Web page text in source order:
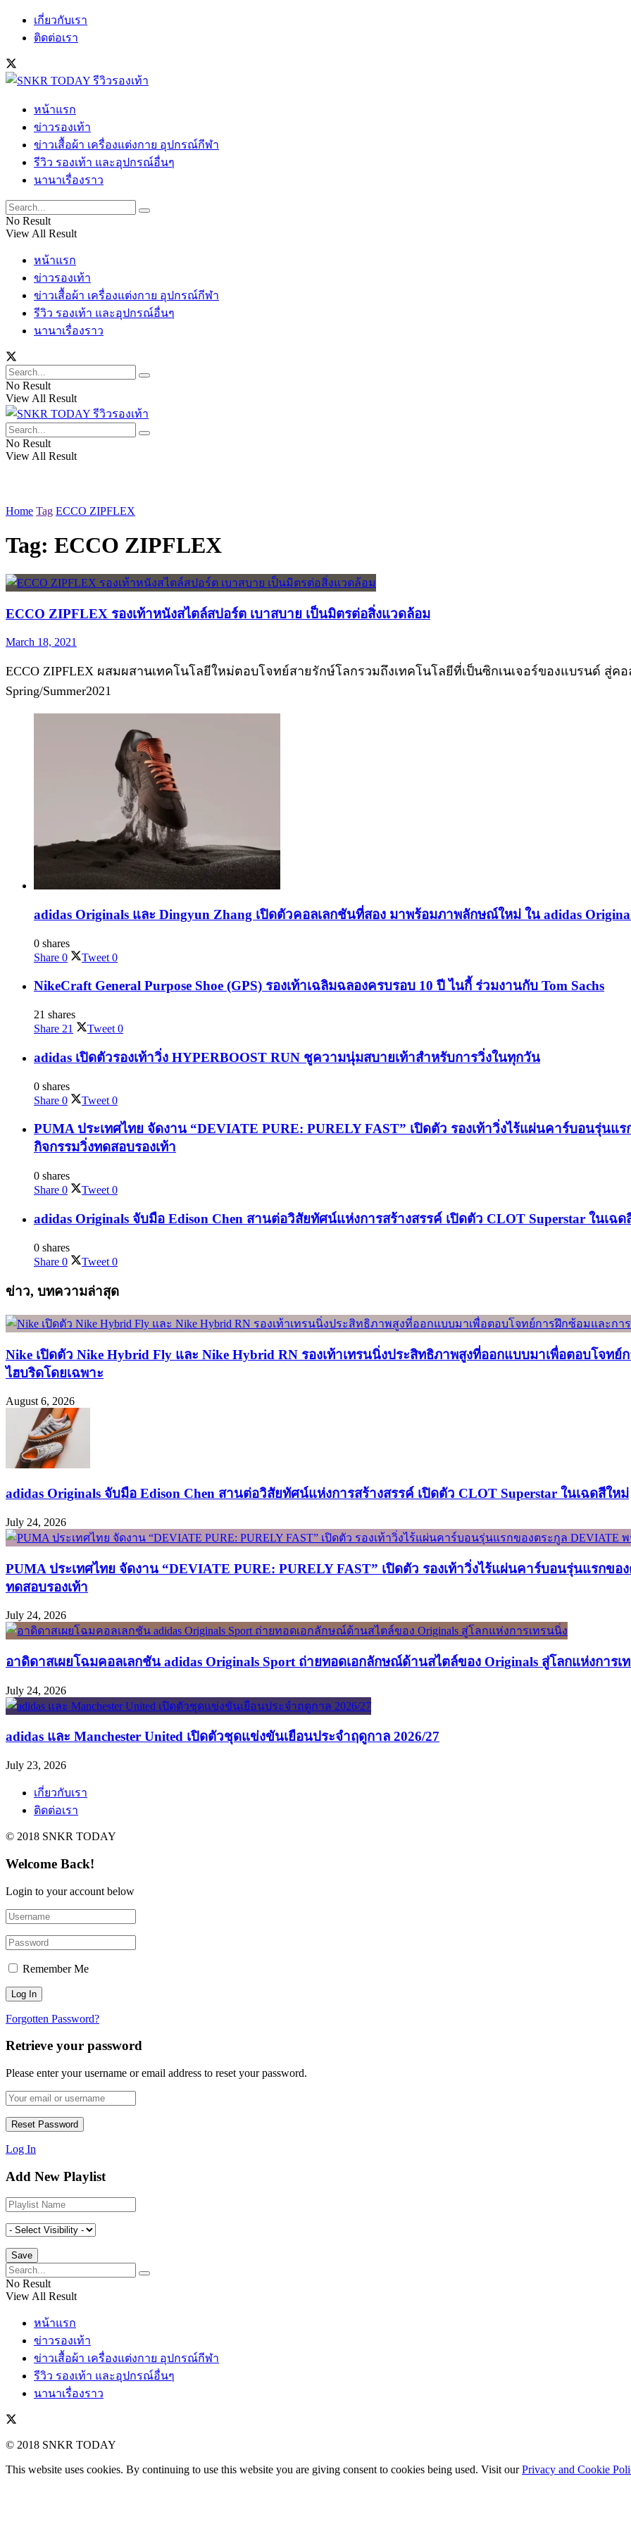
เกี่ยวกับเรา
ติดต่อเรา
หน้าแรก
ข่าวรองเท้า
ข่าวเสื้อผ้า เครื่องแต่งกาย อุปกรณ์กีฬา
รีวิว รองเท้า และอุปกรณ์อื่นๆ
นานาเรื่องราว
No Result
View All Result
หน้าแรก
ข่าวรองเท้า
ข่าวเสื้อผ้า เครื่องแต่งกาย อุปกรณ์กีฬา
รีวิว รองเท้า และอุปกรณ์อื่นๆ
นานาเรื่องราว
No Result
View All Result
No Result
View All Result
Home Tag ECCO ZIPFLEX
Tag: ECCO ZIPFLEX
ECCO ZIPFLEX รองเท้าหนังสไตล์สปอร์ต เบาสบาย เป็นมิตรต่อสิ่งแวดล้อม
March 18, 2021
ECCO ZIPFLEX ผสมผสานเทคโนโลยีใหม่ตอบโจทย์สายรักษ์โลกรวมถึงเทคโนโลยีที่เป็นซิกเนเจอร์ของแบรนด์ สู่ค
Spring/Summer2021
adidas Originals และ Dingyun Zhang เปิดตัวคอลเลกชันที่สอง มาพร้อมภาพลักษณ์ใหม่ ใน adidas
0 shares
Share 0 Tweet 0
NikeCraft General Purpose Shoe (GPS) รองเท้าเฉลิมฉลองครบรอบ 10 ปี ไนกี้ ร่วมงานกับ Tom Sachs
21 shares
Share 21 Tweet 0
adidas เปิดตัวรองเท้าวิ่ง HYPERBOOST RUN ชูความนุ่มสบายเท้าสำหรับการวิ่งในทุกวัน
0 shares
Share 0 Tweet 0
PUMA ประเทศไทย จัดงาน “DEVIATE PURE: PURELY FAST” เปิดตัว รองเท้าวิ่งไร้แผ่นคาร์บอนรุ่นแ
กิจกรรมวิ่งทดสอบรองเท้า
0 shares
Share 0 Tweet 0
adidas Originals จับมือ Edison Chen สานต่อวิสัยทัศน์แห่งการสร้างสรรค์ เปิดตัว CLOT Superstar ในเฉด
0 shares
Share 0 Tweet 0
ข่าว, บทความล่าสุด
Nike เปิดตัว Nike Hybrid Fly และ Nike Hybrid RN รองเท้าเทรนนิ่งประสิทธิภาพสูงที่ออกแบบมาเพื่อตอบโจท
ไฮบริดโดยเฉพาะ
August 6, 2026
adidas Originals จับมือ Edison Chen สานต่อวิสัยทัศน์แห่งการสร้างสรรค์ เปิดตัว CLOT Superstar ในเฉดสีใหม่
July 24, 2026
PUMA ประเทศไทย จัดงาน “DEVIATE PURE: PURELY FAST” เปิดตัว รองเท้าวิ่งไร้แผ่นคาร์บอนรุ่นแรกขอ
ทดสอบรองเท้า
July 24, 2026
อาดิดาสเผยโฉมคอลเลกชัน adidas Originals Sport ถ่ายทอดเอกลักษณ์ด้านสไตล์ของ Originals สู่โลกแห่งการเ
July 24, 2026
adidas และ Manchester United เปิดตัวชุดแข่งขันเยือนประจำฤดูกาล 2026/27
July 23, 2026
เกี่ยวกับเรา
ติดต่อเรา
© 2018 SNKR TODAY
Welcome Back!
Login to your account below
Remember Me
Forgotten Password?
Retrieve your password
Please enter your username or email address to reset your password.
Log In
Add New Playlist
No Result
View All Result
หน้าแรก
ข่าวรองเท้า
ข่าวเสื้อผ้า เครื่องแต่งกาย อุปกรณ์กีฬา
รีวิว รองเท้า และอุปกรณ์อื่นๆ
นานาเรื่องราว
© 2018 SNKR TODAY
This website uses cookies. By continuing to use this website you are giving consent to cookies being used. Visit ourPrivacy and Cookie